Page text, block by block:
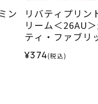
ン
リバティプリン
リーム＜26AU
ティ・ファブリ
¥374(税込)